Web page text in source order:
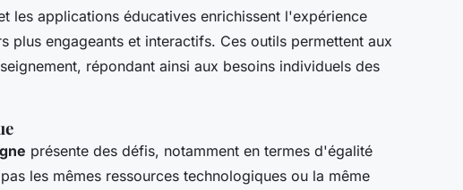
les applications éducatives enrichissent l'expérience
plus engageants et interactifs. Ces outils permettent aux
répondant ainsi aux besoins individuels des
présente des défis, notamment en termes d'égalité
les mêmes ressources technologiques ou la même